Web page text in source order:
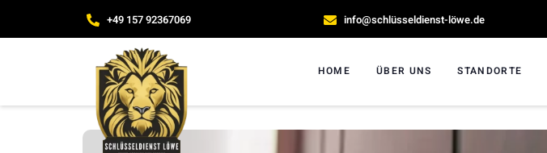
+49 157 92367069 info@schlüsseldienst-löwe.de
HOME ÜBER UNS STANDORTE